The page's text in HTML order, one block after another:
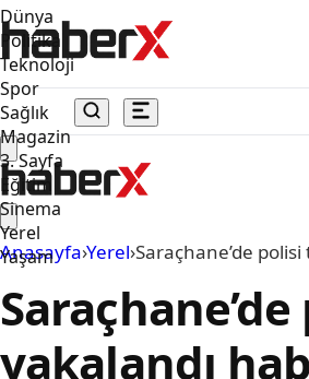
Dünya
Politika
Teknoloji
Spor
Sağlık
Magazin
3. Sayfa
Eğitim
Sinema
Yerel
Yaşam
Anasayfa›Yerel›Saraçhane’de
yakalandı